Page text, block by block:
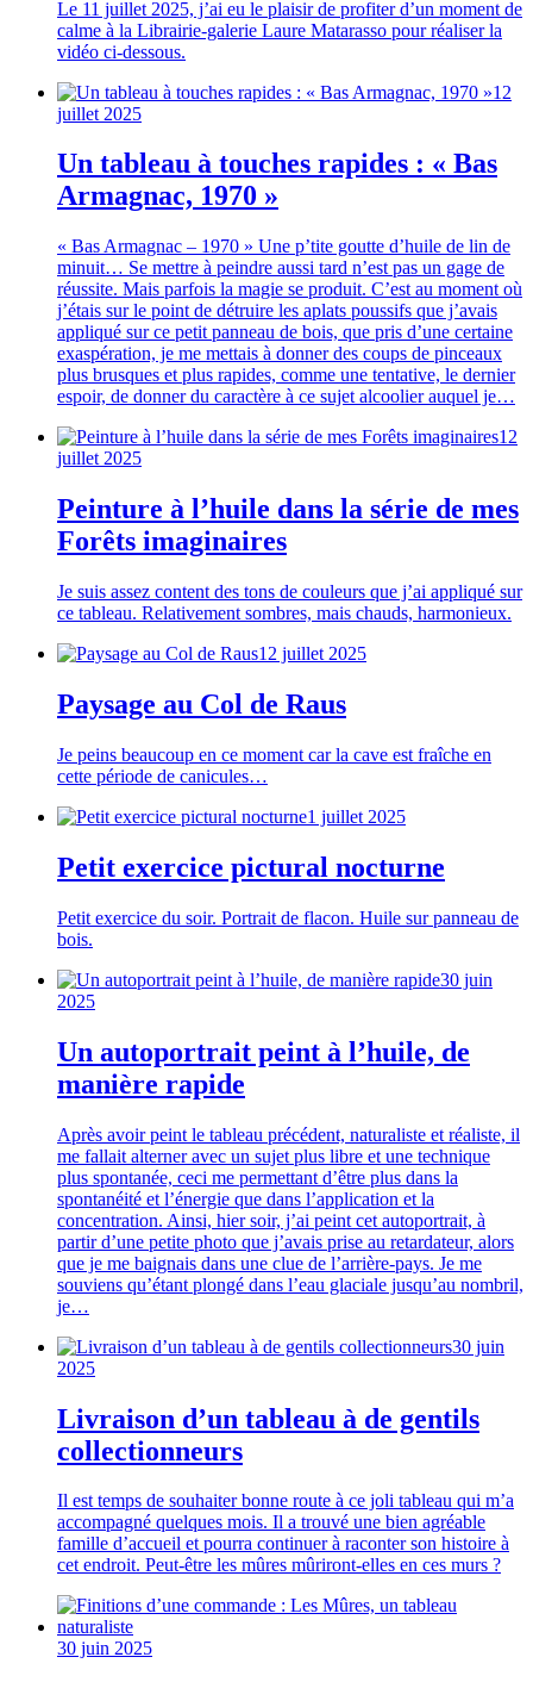
Le 11 juillet 2025, j’ai eu le plaisir de profiter d’un moment de
calme à la Librairie-galerie Laure Matarasso pour réaliser la
vidéo ci-dessous.
12
juillet 2025
Un tableau à touches rapides : « Bas
Armagnac, 1970 »
« Bas Armagnac – 1970 » Une p’tite goutte d’huile de lin de
minuit… Se mettre à peindre aussi tard n’est pas un gage de
réussite. Mais parfois la magie se produit. C’est au moment où
j’étais sur le point de détruire les aplats poussifs que j’avais
appliqué sur ce petit panneau de bois, que pris d’une certaine
exaspération, je me mettais à donner des coups de pinceaux
plus brusques et plus rapides, comme une tentative, le dernier
espoir, de donner du caractère à ce sujet alcoolier auquel je…
12
juillet 2025
Peinture à l’huile dans la série de mes
Forêts imaginaires
Je suis assez content des tons de couleurs que j’ai appliqué sur
ce tableau. Relativement sombres, mais chauds, harmonieux.
12 juillet 2025
Paysage au Col de Raus
Je peins beaucoup en ce moment car la cave est fraîche en
cette période de canicules…
1 juillet 2025
Petit exercice pictural nocturne
Petit exercice du soir. Portrait de flacon. Huile sur panneau de
bois.
30 juin
2025
Un autoportrait peint à l’huile, de
manière rapide
Après avoir peint le tableau précédent, naturaliste et réaliste, il
me fallait alterner avec un sujet plus libre et une technique
plus spontanée, ceci me permettant d’être plus dans la
spontanéité et l’énergie que dans l’application et la
concentration. Ainsi, hier soir, j’ai peint cet autoportrait, à
partir d’une petite photo que j’avais prise au retardateur, alors
que je me baignais dans une clue de l’arrière-pays. Je me
souviens qu’étant plongé dans l’eau glaciale jusqu’au nombril,
je…
30 juin
2025
Livraison d’un tableau à de gentils
collectionneurs
Il est temps de souhaiter bonne route à ce joli tableau qui m’a
accompagné quelques mois. Il a trouvé une bien agréable
famille d’accueil et pourra continuer à raconter son histoire à
cet endroit. Peut-être les mûres mûriront-elles en ces murs ?
30 juin 2025